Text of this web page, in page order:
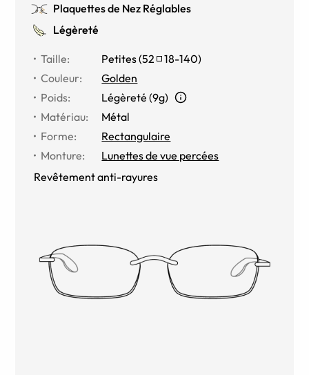
Plaquettes de Nez Réglables
Légèreté
Taille: Petites(52 18-140)
Couleur:
Golden
Poids:
Légèreté (9g)
Matériau:
Métal
Forme:
Rectangulaire
Monture:
Lunettes de vue percées
Revêtement anti-rayures